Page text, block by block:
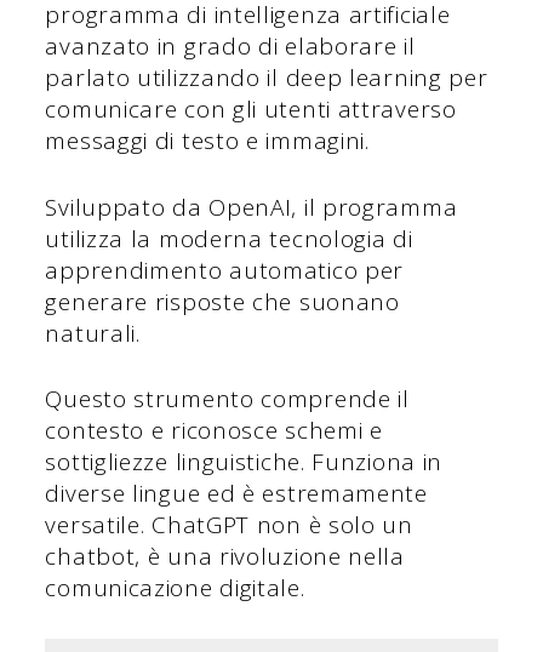
programma di intelligenza artificiale
avanzato in grado di elaborare il
parlato utilizzando il deep learning per
comunicare con gli utenti attraverso
messaggi di testo e immagini.
Sviluppato da OpenAI, il programma
utilizza la moderna tecnologia di
apprendimento automatico per
generare risposte che suonano
naturali.
Questo strumento comprende il
contesto e riconosce schemi e
sottigliezze linguistiche. Funziona in
diverse lingue ed è estremamente
versatile. ChatGPT non è solo un
chatbot, è una rivoluzione nella
comunicazione digitale.